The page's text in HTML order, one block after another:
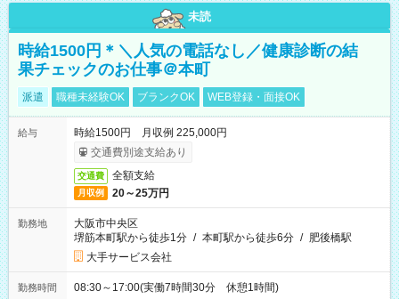
未読
時給1500円＊＼人気の電話なし／健康診断の結
果チェックのお仕事＠本町
派遣 職種未経験OK ブランクOK WEB登録・面接OK
給与
時給1500円 月収例 225,000円
交通費別途支給あり
交通費 全額支給
月収例 20～25万円
勤務地
大阪市中央区
堺筋本町駅から徒歩1分 / 本町駅から徒歩6分 / 肥後橋駅
大手サービス会社
勤務時間 08:30～17:00(実働7時間30分 休憩1時間)